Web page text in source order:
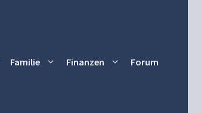
Familie Finanzen Forum